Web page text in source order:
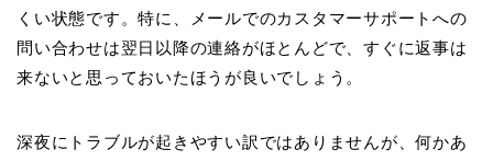
くい状態です。特に、メールでのカスタマーサポートへの
問い合わせは翌日以降の連絡がほとんどで、すぐに返事は
来ないと思っておいたほうが良いでしょう。
深夜にトラブルが起きやすい訳ではありませんが、何かあ